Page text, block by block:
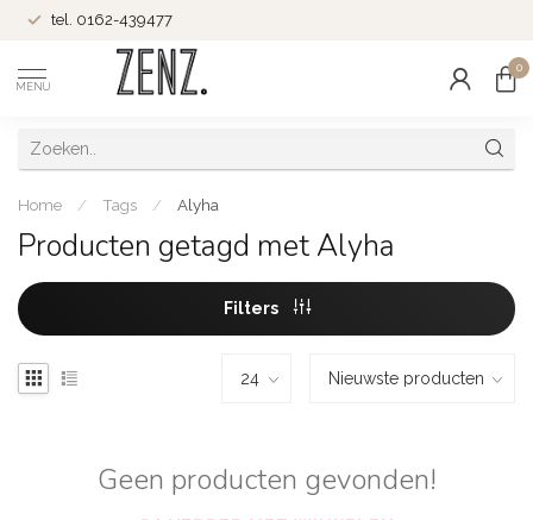
tel. 0162-439477
MENU
0
Home / Tags / Alyha
Producten getagd met Alyha
Filters
Geen producten gevonden!